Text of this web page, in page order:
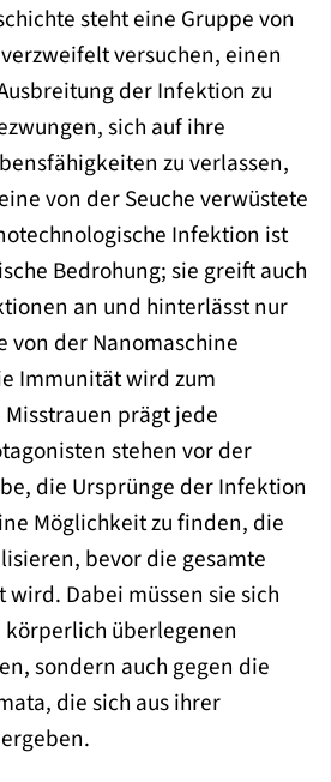
steht eine Gruppe von
versuchen, einen
der Infektion zu
sich auf ihre
zu verlassen,
von der Seuche verwüstete
Infektion ist
Bedrohung; sie greift auch
an und hinterlässt nur
von der Nanomaschine
Immunität wird zum
prägt jede
stehen vor der
die Ursprünge der Infektion
Möglichkeit zu finden, die
bevor die gesamte
wird. Dabei müssen sie sich
überlegenen
sondern auch gegen die
die sich aus ihrer